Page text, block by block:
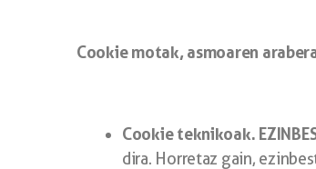
Cookie motak, asmoaren
Cookie teknikoak.
dira. Horretaz gain,